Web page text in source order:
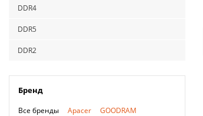
DDR4
DDR5
DDR2
Бренд
Все бренды Apacer
GOODRAM